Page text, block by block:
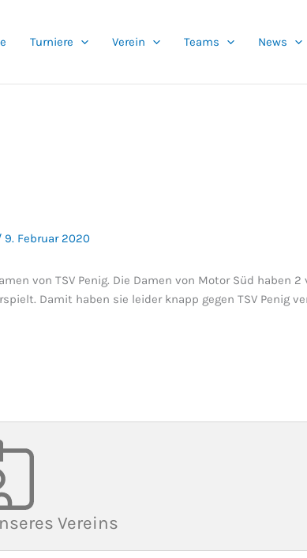
Turniere Verein Teams News
9. Februar 2020
von TSV Penig. Die Damen von Motor Süd haben 2
Damit haben sie leider knapp gegen TSV Penig
Vereins